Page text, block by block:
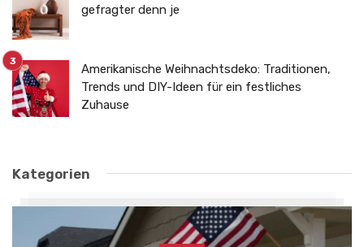
gefragter denn je
Amerikanische Weihnachtsdeko: Traditionen,
Trends und DIY-Ideen für ein festliches
Zuhause
Kategorien